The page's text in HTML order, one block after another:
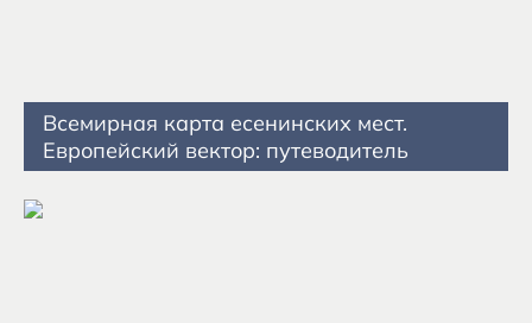
Всемирная карта есенинских мест.
Европейский вектор: путеводитель